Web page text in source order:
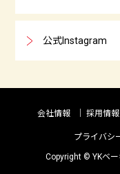
公式Instagram
会社情報 採用情報
プライバシ
Copyright © YKベ